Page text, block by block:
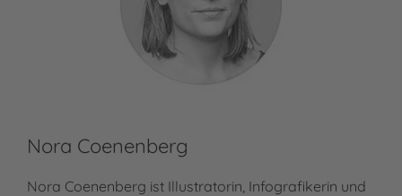
Nora Coenenberg
Nora Coenenberg ist Illustratorin, Infografikerin und